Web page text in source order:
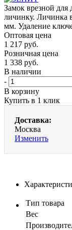
Замок врезной для
личинку. Личинка
мм. Удаление
Оптовая цена
1 217 руб.
Розничная цена
1 338 руб.
В наличии
-
В корзину
Купить в 1 клик
Доставка:
Москва
Изменить
Тип товара
Вес